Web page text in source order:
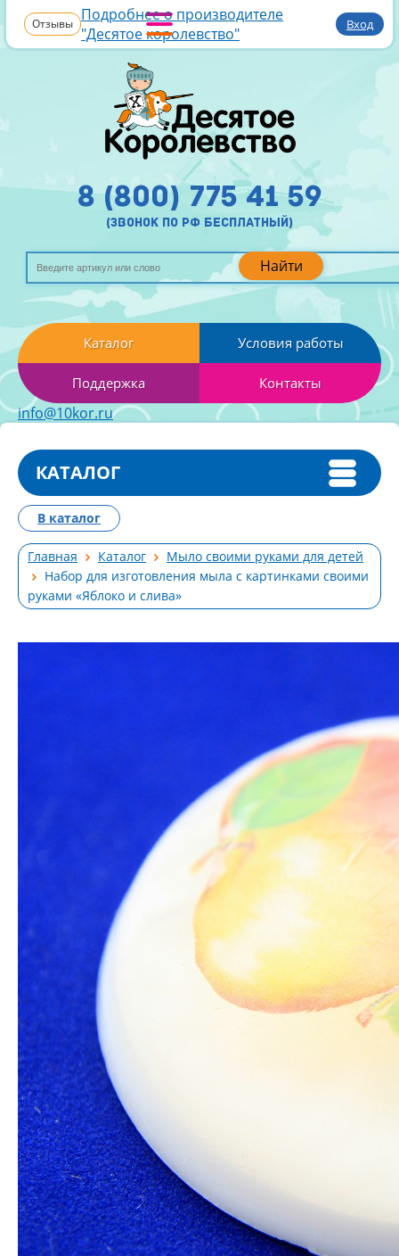
Отзывы Подробнее о производителе
"Десятое королевство"
Вход
Найти
8 (800) 775 41 59
(звонок по рф бесплатный)
Каталог Условия работы
Поддержка Контакты
info@10kor.ru
КАТАЛОГ
Главная Каталог
Мыло своими руками для детей
Набор для изготовления мыла с картинками своими
руками «Яблоко и слива»
В каталог